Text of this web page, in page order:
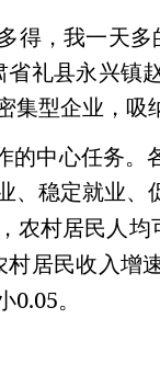
得，我一天多
礼县永兴镇
集型企业，吸
中心任务。
、稳定就业、
农村居民人均
村居民收入增
0.05。